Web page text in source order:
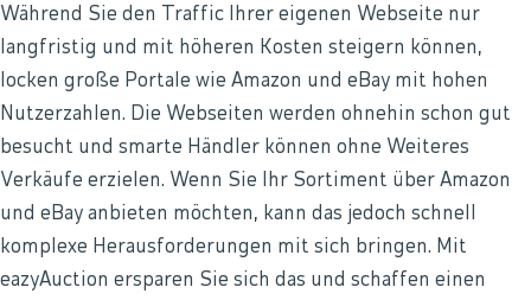
Während Sie den Traffic Ihrer eigenen Webseite nur
langfristig und mit höheren Kosten steigern können,
locken große Portale wie Amazon und eBay mit hohen
Nutzerzahlen. Die Webseiten werden ohnehin schon gut
besucht und smarte Händler können ohne Weiteres
Verkäufe erzielen. Wenn Sie Ihr Sortiment über Amazon
und eBay anbieten möchten, kann das jedoch schnell
komplexe Herausforderungen mit sich bringen. Mit
eazyAuction ersparen Sie sich das und schaffen einen